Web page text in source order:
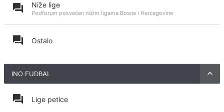
Niže lige
Podforum posvećen nižim ligama Bosne i Hercegovine
Ostalo
INO FUDBAL
Lige petice